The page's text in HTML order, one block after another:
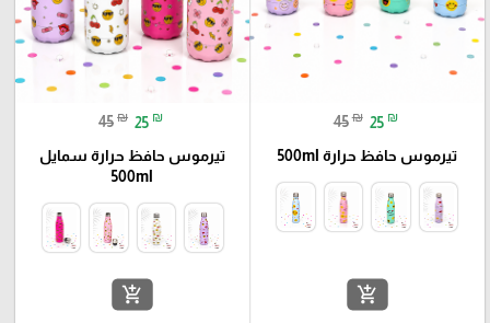
45 ₪ 25 ₪
تيرموس حافظ حرارة 500ml
add_shopping_cart
45 ₪ 25 ₪
تيرموس حافظ حرارة سمايل
500ml
add_shopping_cart